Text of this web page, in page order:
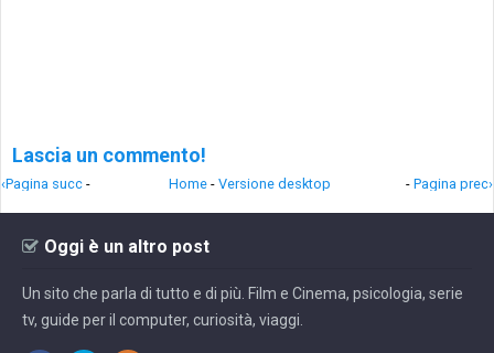
Lascia un commento!
‹Pagina succ - - Pagina prec›
Home - Versione desktop
Oggi è un altro post
Un sito che parla di tutto e di più. Film e Cinema, psicologia, serie
tv, guide per il computer, curiosità, viaggi.